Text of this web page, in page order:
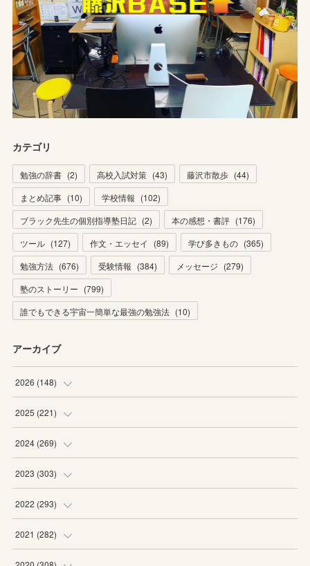
カテゴリ
勉強の辞書 (2) 高校入試対策 (43) 藤沢市散歩 (44)
まとめ記事 (10) 学校情報 (102)
ブラック先生の個別指導塾日記 (2) 本の感想・書評 (176)
ツール (127) 作文・エッセイ (89) 学び多きもの (365)
勉強方法 (676) 受験情報 (384) メッセージ (279)
塾のストーリー (799)
誰でもできる宇宙一簡単な最強の勉強法 (10)
アーカイブ
2026 (148)
(6)
(22
(20
(19
2025 (221)
(19
(20
(19
(20
2024 (269)
(16
(16
(21
(20
2023 (303)
(27
(25
(29
2022 (293)
(18
(27
2021 (282)
(19